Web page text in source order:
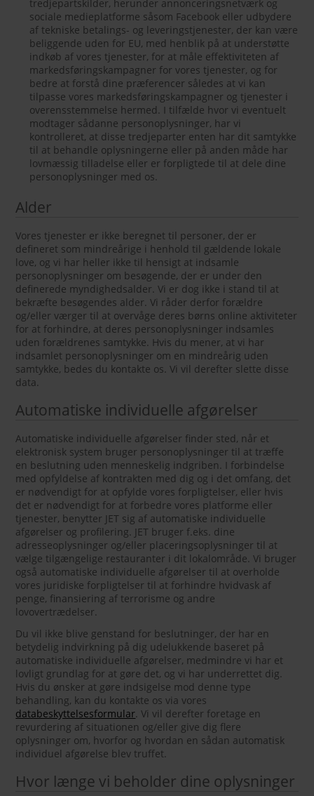
tredjepartskilder, herunder annonceringsnetværk og
sociale medieplatforme såsom Facebook eller udbydere
af tekniske betalings- og leveringstjenester, der kan være
beliggende uden for EU, med henblik på at understøtte
indkøb af vores tjenester, for at måle effektiviteten af
markedsføringskampagner for vores tjenester, og for
bedre at forstå dine præferencer således at vi kan
tilpasse vores markedsføringskampagner og tjenester i
overensstemmelse hermed. I tilfælde hvor vi eventuelt
modtager sådanne personoplysninger, har vi
kontrolleret, at disse tredjeparter enten har dit samtykke
til at behandle oplysningerne eller på anden måde har
lovmæssig tilladelse eller er forpligtede til at dele dine
personoplysninger med os.
Alder
Vores tjenester er ikke beregnet til personer, der er
defineret som mindreårige i henhold til gældende lokale
love, og vi har heller ikke til hensigt at indsamle
personoplysninger om besøgende, der er under den
definerede myndighedsalder. Vi er dog ikke i stand til at
bekræfte besøgendes alder. Vi råder derfor forældre
og/eller værger til at overvåge deres børns online aktiviteter
for at forhindre, at deres personoplysninger indsamles
uden forældrenes samtykke. Hvis du mener, at vi har
indsamlet personoplysninger om en mindreårig uden
samtykke, bedes du kontakte os. Vi vil derefter slette disse
data.
Automatiske individuelle afgørelser
Automatiske individuelle afgørelser finder sted, når et
elektronisk system bruger personoplysninger til at træffe
en beslutning uden menneskelig indgriben. I forbindelse
med opfyldelse af kontrakten med dig og i det omfang, det
er nødvendigt for at opfylde vores forpligtelser, eller hvis
det er nødvendigt for at forbedre vores platforme eller
tjenester, benytter JET sig af automatiske individuelle
afgørelser og profilering. JET bruger f.eks. dine
adresseoplysninger og/eller placeringsoplysninger til at
vælge tilgængelige restauranter i dit lokalområde. Vi bruger
også automatiske individuelle afgørelser til at overholde
vores juridiske forpligtelser til at forhindre hvidvask af
penge, finansiering af terrorisme og andre
lovovertrædelser.
Du vil ikke blive genstand for beslutninger, der har en
betydelig indvirkning på dig udelukkende baseret på
automatiske individuelle afgørelser, medmindre vi har et
lovligt grundlag for at gøre det, og vi har underrettet dig.
Hvis du ønsker at gøre indsigelse mod denne type
behandling, kan du kontakte os via vores
databeskyttelsesformular. Vi vil derefter foretage en
revurdering af situationen og/eller give dig flere
oplysninger om, hvorfor og hvordan en sådan automatisk
individuel afgørelse blev truffet.
Hvor længe vi beholder dine oplysninger